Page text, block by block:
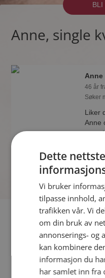
BLI
Anne, single
Anne
46 år
Søker
Liker
Anne
Fler single
Flere singlekvinner fra
Menn fra Bergen
Dette
Vi bruker
tilpasse innhold,
trafikken vår. Vi
om din bruk av
annonserings- og
kan kombinere
informasjon du
har samlet inn fra